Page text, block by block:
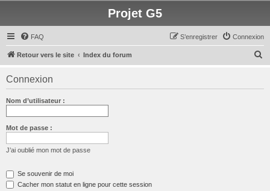
Projet G5
FAQ Connexion
S’enregistrer
Retour vers le site Index du forum
Connexion
Nom d’utilisateur :
Mot de passe :
J’ai oublié mon mot de passe
Se souvenir de moi
Cacher mon statut en ligne pour cette session